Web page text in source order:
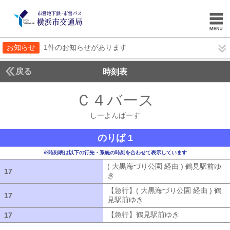
お知らせ 1件のお知らせがあります
戻る 時刻表
Ｃ４バース
しーよんばーす
のりば 1
※時刻表は以下の行先・系統の時刻を合わせて表示しています
17
( 大黒海づり公園 経由 ) 鶴見駅前ゆ
き
17
【急行】( 大黒海づり公園 経由 ) 鶴
見駅前ゆき
17
【急行】鶴見駅前ゆき